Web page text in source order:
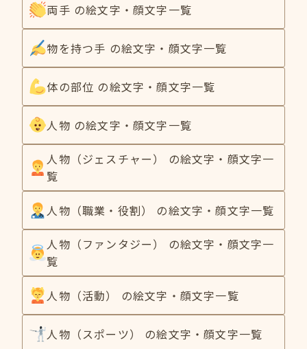
両手 の絵文字・顔文字一覧
物を持つ手 の絵文字・顔文字一覧
体の部位 の絵文字・顔文字一覧
人物 の絵文字・顔文字一覧
人物（ジェスチャー） の絵文字・顔文字一
覧
人物（職業・役割） の絵文字・顔文字一覧
人物（ファンタジー） の絵文字・顔文字一
覧
人物（活動） の絵文字・顔文字一覧
人物（スポーツ） の絵文字・顔文字一覧